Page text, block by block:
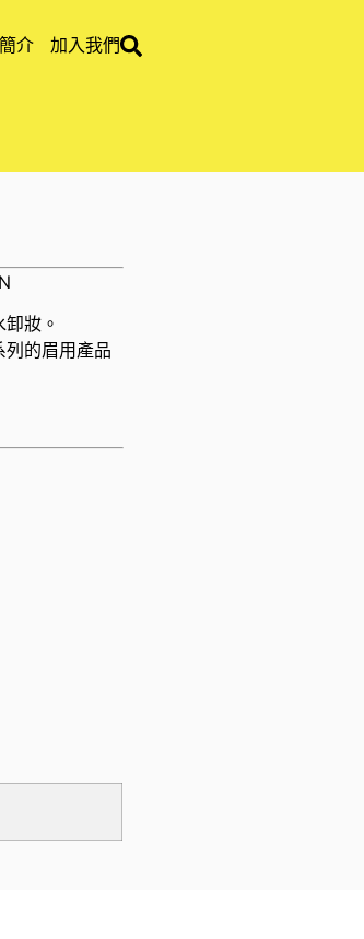
介 加入我們
妝。
的眉用產品